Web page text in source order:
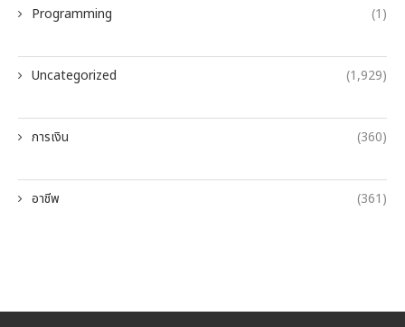
Programming (1)
Uncategorized (1,929)
การเงิน (360)
อาชีพ (361)